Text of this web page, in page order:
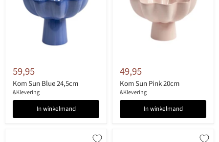
59,95
Kom Sun Blue 24,5cm
&Klevering
In winkelmand
49,95
Kom Sun Pink 20cm
&Klevering
In winkelmand